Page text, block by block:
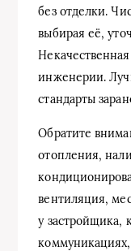
без отделки.
выбирая её,
инженерии.
стандарты
Обратите
отопления,
вентиляция,
у застройщика,
коммуникациях,